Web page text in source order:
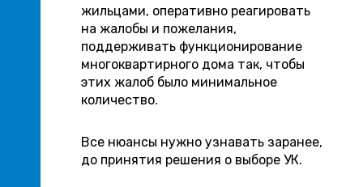
жильцами, оперативно реагировать
на жалобы и пожелания,
поддерживать функционирование
многоквартирного дома так, чтобы
этих жалоб было минимальное
количество.
Все нюансы нужно узнавать заранее,
до принятия решения о выборе УК.